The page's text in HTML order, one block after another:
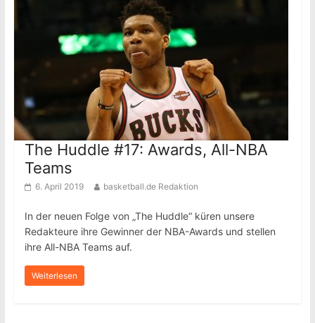
The Huddle #17: Awards, All-NBA
Teams
6. April 2019 basketball.de Redaktion
In der neuen Folge von „The Huddle“ küren unsere
Redakteure ihre Gewinner der NBA-Awards und stellen
ihre All-NBA Teams auf.
Weiterlesen